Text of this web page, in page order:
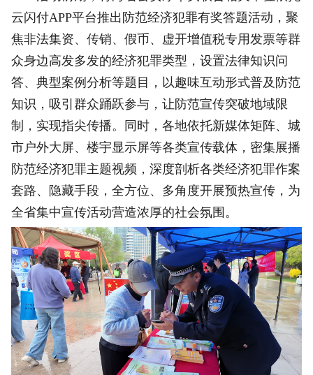
云闪付APP平台推出防范经济犯罪有奖答题活动，聚
焦非法集资、传销、假币、虚开增值税专用发票等群
众身边高发多发的经济犯罪类型，设置法律知识问
答、典型案例分析等题目，以趣味互动形式普及防范
知识，吸引群众踊跃参与，让防范宣传突破地域限
制，实现指尖传播。同时，各地依托新媒体矩阵、城
市户外大屏、楼宇显示屏等各类宣传载体，密集展播
防范经济犯罪主题视频，深度剖析各类经济犯罪作案
套路、隐藏手段，全方位、多角度开展预热宣传，为
全省集中宣传活动营造浓厚的社会氛围。